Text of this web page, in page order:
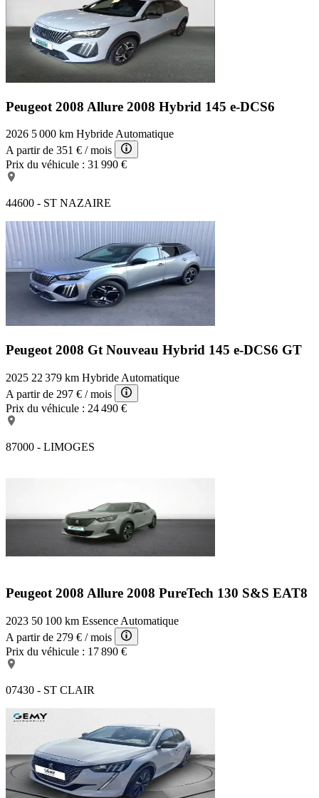
Peugeot 2008 Allure 2008 Hybrid 145 e-DCS6
2026 5 000 km Hybride Automatique
A partir de 351 € / mois
Prix du véhicule : 31 990 €
44600 - ST NAZAIRE
Peugeot 2008 Gt Nouveau Hybrid 145 e-DCS6 GT
2025 22 379 km Hybride Automatique
A partir de 297 € / mois
Prix du véhicule : 24 490 €
87000 - LIMOGES
Peugeot 2008 Allure 2008 PureTech 130 S&S EAT8
2023 50 100 km Essence Automatique
A partir de 279 € / mois
Prix du véhicule : 17 890 €
07430 - ST CLAIR